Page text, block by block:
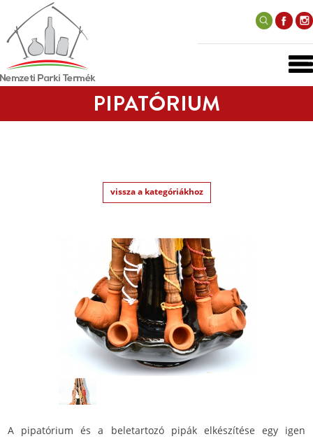
PIPATÓRIUM
vissza a kategóriákhoz
A pipatórium és a beletartozó pipák elkészítése egy igen